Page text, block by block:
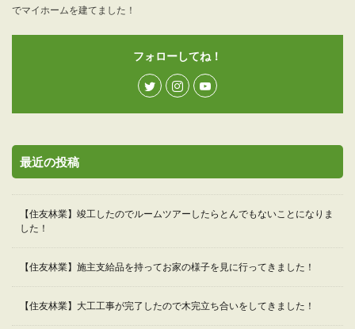
でマイホームを建てました！
フォローしてね！
最近の投稿
【住友林業】竣工したのでルームツアーしたらとんでもないことになりま
した！
【住友林業】施主支給品を持ってお家の様子を見に行ってきました！
【住友林業】大工工事が完了したので木完立ち合いをしてきました！